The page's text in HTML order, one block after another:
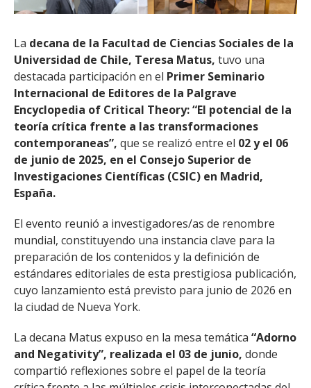
La decana de la Facultad de Ciencias Sociales de la
Universidad de Chile, Teresa Matus, tuvo una
destacada participación en el Primer Seminario
Internacional de Editores de la Palgrave
Encyclopedia of Critical Theory: “El potencial de la
teoría crítica frente a las transformaciones
contemporaneas”, que se realizó entre el 02 y el 06
de junio de 2025, en el Consejo Superior de
Investigaciones Científicas (CSIC) en Madrid,
España.
El evento reunió a investigadores/as de renombre
mundial, constituyendo una instancia clave para la
preparación de los contenidos y la definición de
estándares editoriales de esta prestigiosa publicación,
cuyo lanzamiento está previsto para junio de 2026 en
la ciudad de Nueva York.
La decana Matus expuso en la mesa temática “Adorno
and Negativity”, realizada el 03 de junio, donde
compartió reflexiones sobre el papel de la teoría